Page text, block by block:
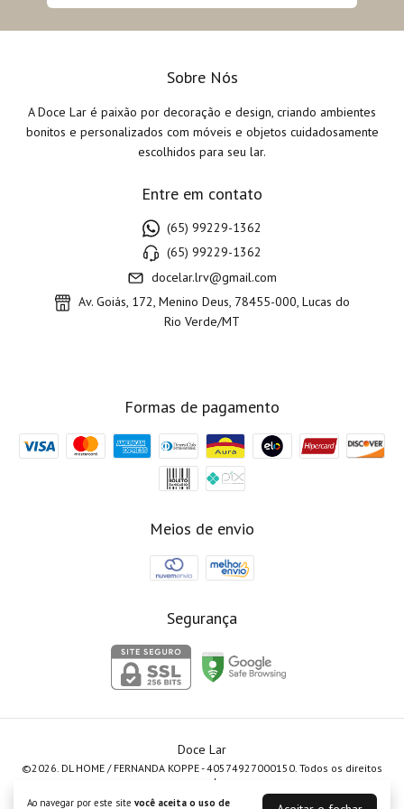
Ao navegar por este site você aceita o uso de
Sobre Nós
A Doce Lar é paixão por decoração e design, criando ambientes
bonitos e personalizados com móveis e objetos cuidadosamente
escolhidos para seu lar.
Entre em contato
(65) 99229-1362
(65) 99229-1362
docelar.lrv@gmail.com
Av. Goiás, 172, Menino Deus, 78455-000, Lucas do
Rio Verde/MT
Formas de pagamento
Meios de envio
Segurança
Doce Lar
©2026. DL HOME / FERNANDA KOPPE - 40574927000150. Todos os direitos
reservados.